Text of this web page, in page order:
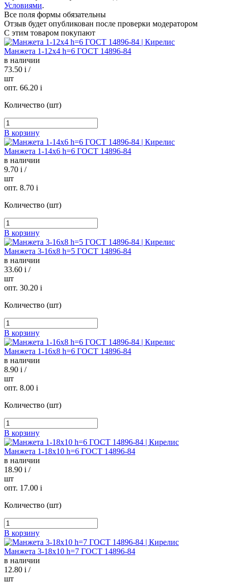
Условиями.
Все поля формы обязательны
Отзыв будет опубликован после проверки модератором
С этим товаром покупают
Манжета 1-12х4 h=6 ГОСТ 14896-84
в наличии
73.50 i /
шт
опт. 66.20 i
Количество (шт)
В корзину
Манжета 1-14х6 h=6 ГОСТ 14896-84
в наличии
9.70 i /
шт
опт. 8.70 i
Количество (шт)
В корзину
Манжета 3-16х8 h=5 ГОСТ 14896-84
в наличии
33.60 i /
шт
опт. 30.20 i
Количество (шт)
В корзину
Манжета 1-16х8 h=6 ГОСТ 14896-84
в наличии
8.90 i /
шт
опт. 8.00 i
Количество (шт)
В корзину
Манжета 1-18х10 h=6 ГОСТ 14896-84
в наличии
18.90 i /
шт
опт. 17.00 i
Количество (шт)
В корзину
Манжета 3-18х10 h=7 ГОСТ 14896-84
в наличии
12.80 i /
шт